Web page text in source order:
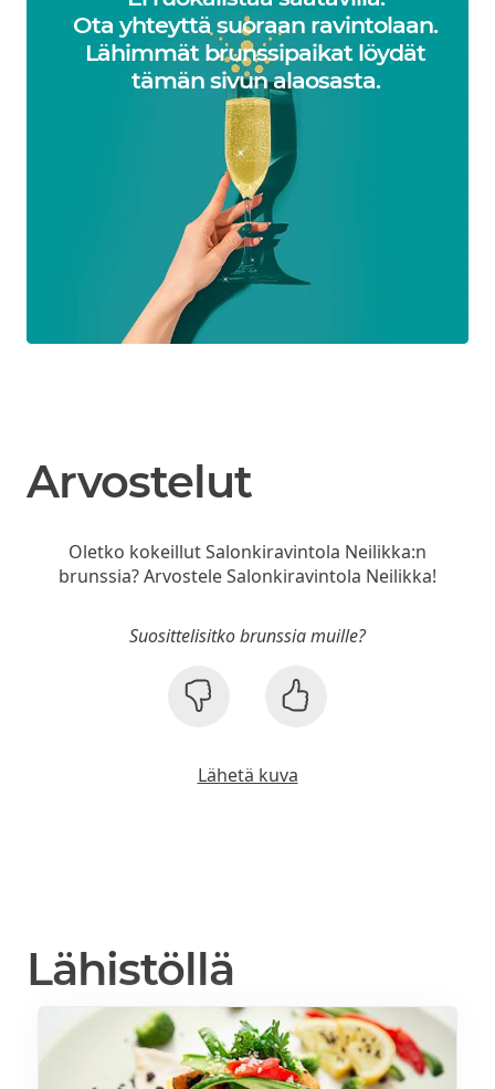
Ota yhteyttä suoraan ravintolaan.
Lähimmät brunssipaikat löydät
tämän sivun alaosasta.
Arvostelut
Oletko kokeillut Salonkiravintola Neilikka:n
brunssia? Arvostele Salonkiravintola Neilikka!
Suosittelisitko brunssia muille?
Lähetä kuva
Lähistöllä